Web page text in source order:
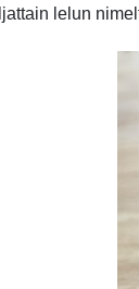
lelun